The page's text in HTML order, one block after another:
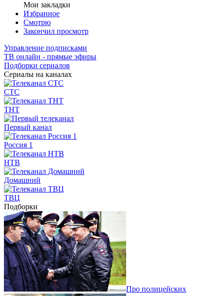
Мои закладки
Избранное
Смотрю
Закончил просмотр
Управление подписками
ТВ онлайн - прямые эфиры
Подборки сериалов
Сериалы на каналах
СТС
ТНТ
Первый канал
Россия 1
НТВ
Домашний
ТВЦ
Подборки
Про полицейских